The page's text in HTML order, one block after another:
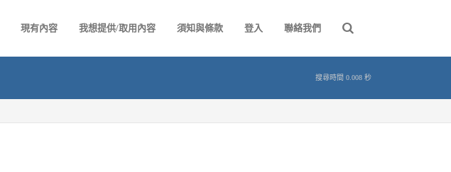
現有內容 我想提供/取用內容 須知與條款 登入 聯絡我們
搜尋時間 0.008 秒